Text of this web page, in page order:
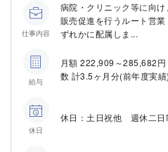
仕事内容
病院・クリニック等に向
販売促進を行うルート営
ずれかに配属しま...
給与
月額 222,909～
数 計3.5ヶ月分(前年度実績)
休日
休日：土日祝他 週休二